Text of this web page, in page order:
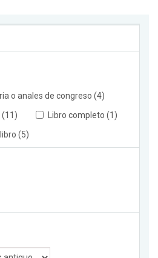
o anales de congreso (4)
Libro completo (1)
(5)